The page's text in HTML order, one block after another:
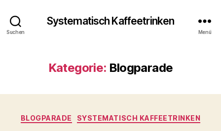
Suchen
Systematisch Kaffeetrinken
Menü
Kategorie: Blogparade
Kategorien
BLOGPARADE SYSTEMATISCH KAFFEETRINKEN